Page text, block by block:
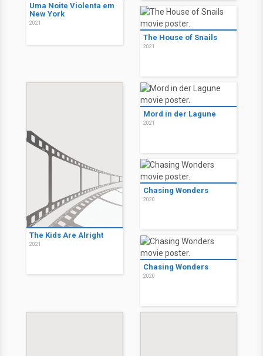
Uma Noite Violenta em
New York
2021
The House of Snails
2021
The Kids Are Alright
2021
Mord in der Lagune
2021
Chasing Wonders
2020
Chasing Wonders
2020